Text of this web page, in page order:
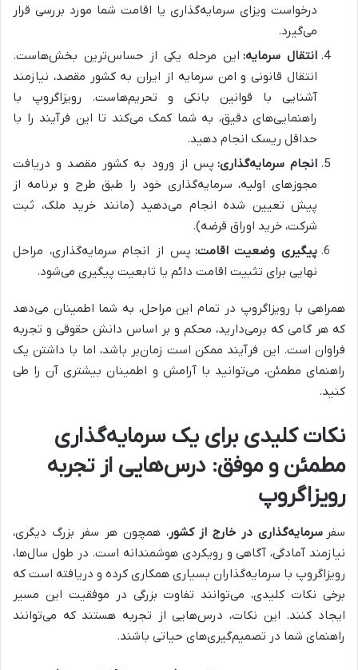
درخواست ویزای سرمایه‌گذاری یا اقامت شما مورد بررسی قرار
می‌گیرد.
انتقال سرمایه: این مرحله یکی از حساس‌ترین بخش‌هاست.
انتقال قانونی و امن سرمایه از ایران به کشور مقصد، نیازمند
آشنایی با قوانین بانکی و تحریم‌هاست. رویزاگروپ با
راهنمایی‌های دقیق، به شما کمک می‌کند تا این فرآیند را با
حداقل ریسک انجام دهید.
انجام سرمایه‌گذاری: پس از ورود به کشور مقصد و دریافت
مجوزهای اولیه، سرمایه‌گذاری خود را طبق طرح و برنامه از
پیش تعیین شده انجام می‌دهید (مانند خرید ملک، ثبت
شرکت، خرید اوراق قرضه).
پیگیری وضعیت اقامت: پس از انجام سرمایه‌گذاری، مراحل
نهایی برای تثبیت اقامت دائم یا تابعیت پیگیری می‌شود.
همراهی با رویزاگروپ در تمام این مراحل، به شما اطمینان می‌دهد
که هر گامی که برمی‌دارید، محکم و بر اساس دانش حقوقی و تجربه
فراوان است. این فرآیند ممکن است زمان‌بر باشد، اما با داشتن یک
راهنمای مطمئن، می‌توانید با آرامش و اطمینان بیشتری آن را طی
کنید.
نکات کلیدی برای یک سرمایه‌گذاری
مطمئن و موفق: درس‌هایی از تجربه
رویزاگروپ
سفر سرمایه‌گذاری در خارج از کشور، همچون هر سفر بزرگ دیگری،
نیازمند آمادگی، آگاهی و رویکردی هوشمندانه است. در طول سال‌ها،
رویزاگروپ با سرمایه‌گذاران بسیاری همکاری کرده و دریافته است که
برخی نکات کلیدی، می‌توانند تفاوت بزرگی در موفقیت این مسیر
ایجاد کنند. این نکات، درس‌هایی از تجربه هستند که می‌توانند
راهنمای شما در تصمیم‌گیری‌های حیاتی باشند.